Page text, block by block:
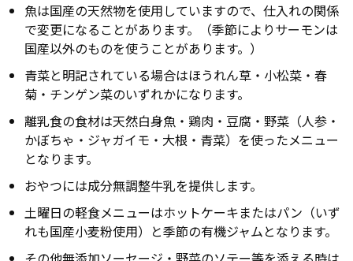
魚は国産の天然物を使用していますので、仕入れの関係
で変更になることがあります。（季節によりサーモンは
国産以外のものを使うことがあります。）
青菜と明記されている場合はほうれん草・小松菜・春
菊・チンゲン菜のいずれかになります。
離乳食の食材は天然白身魚・鶏肉・豆腐・野菜（人参・
かぼちゃ・ジャガイモ・大根・青菜）を使ったメニュー
となります。
おやつには成分無調整牛乳を提供します。
土曜日の軽食メニューはホットケーキまたはパン（いず
れも国産小麦粉使用）と季節の有機ジャムとなります。